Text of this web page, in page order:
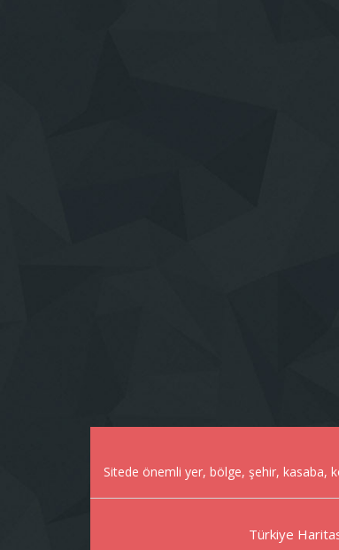
Sitede önemli yer, bölge, şehir, kasaba,
Türkiye